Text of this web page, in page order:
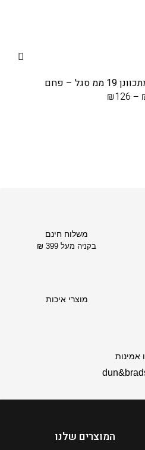
סגל – פחם
–
₪126
משלוח חינם
בקניה מעל 399 ₪
מוצרי איכות
אמינות
המוצרים שלנו